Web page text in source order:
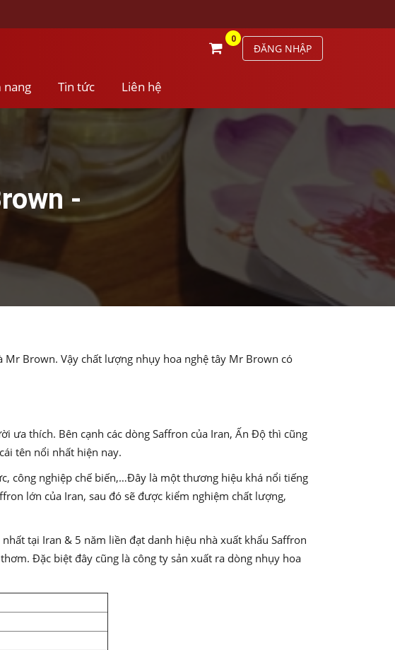
0
ĐĂNG NHẬP
nang Tin tức Liên hệ
-
Brown. Vậy chất lượng nhụy hoa nghệ tây Mr Brown có
ưa thích. Bên cạnh các dòng Saffron của Iran, Ấn Độ thì cũng
tên nổi nhất hiện nay.
công nghiệp chế biến,…Đây là một thương hiệu khá nổi tiếng
lớn của Iran, sau đó sẽ được kiểm nghiệm chất lượng,
tại Iran & 5 năm liền đạt danh hiệu nhà xuất khẩu Saffron
Đặc biệt đây cũng là công ty sản xuất ra dòng nhụy hoa